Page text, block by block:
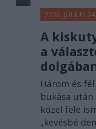
2026. JÚLIUS
A
a
Három és
bukása
közel fele
„kevésbé